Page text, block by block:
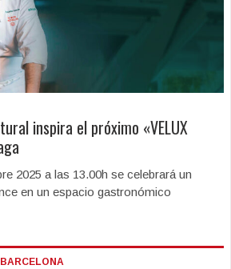
inspira el próximo «VELUX
2025 a las 13.00h se celebrará un
en un espacio gastronómico